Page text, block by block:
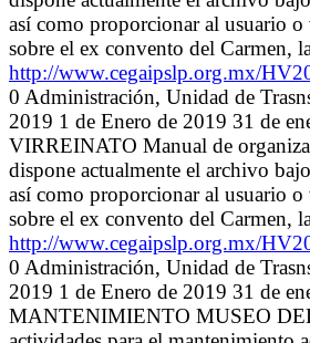
así como proporcionar al usuario
sobre el ex convento del Carmen,
http://www.cegaipslp.org.mx/
0 Administración, Unidad de
2019 1 de Enero de 2019 31 de
VIRREINATO Manual de
dispone actualmente el archivo
así como proporcionar al usuario
sobre el ex convento del Carmen,
http://www.cegaipslp.org.mx/
0 Administración, Unidad de
2019 1 de Enero de 2019 31 de
MANTENIMIENTO MUSEO